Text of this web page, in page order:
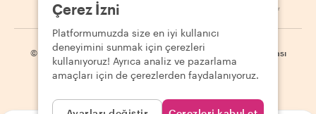
Kullanılabilirlik destinasyona göre değişir
© 2026 Withlocals.com | Gizlilik Politikası | Çerezler Site haritası
Çerez İzni
Platformumuzda size en iyi kullanıcı
deneyimini sunmak için çerezleri
kullanıyoruz! Ayrıca analiz ve pazarlama
amaçları için de çerezlerden faydalanıyoruz.